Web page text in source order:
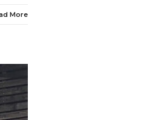
More